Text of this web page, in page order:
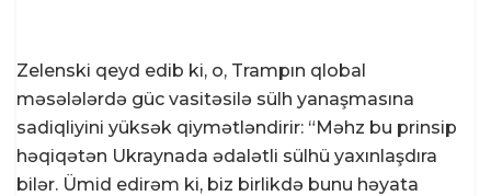
Zelenski qeyd edib ki, o, Trampın qlobal
məsələlərdə güc vasitəsilə sülh yanaşmasına
sadiqliyini yüksək qiymətləndirir: “Məhz bu prinsip
həqiqətən Ukraynada ədalətli sülhü yaxınlaşdıra
bilər. Ümid edirəm ki, biz birlikdə bunu həyata